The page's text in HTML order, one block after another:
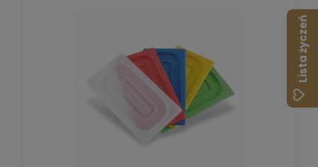
Lista życzeń